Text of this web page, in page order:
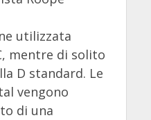
utilizzata
mentre di solito
D standard. Le
vengono
di una